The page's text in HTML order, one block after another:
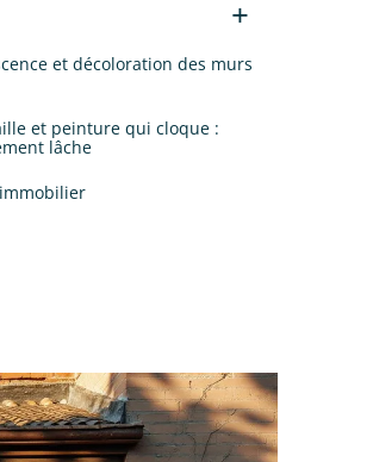
et décoloration des murs
et peinture qui cloque :
lâche